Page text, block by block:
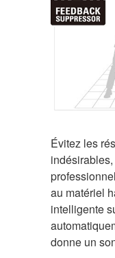
Évitez les
au matériel
intelligente
donne un